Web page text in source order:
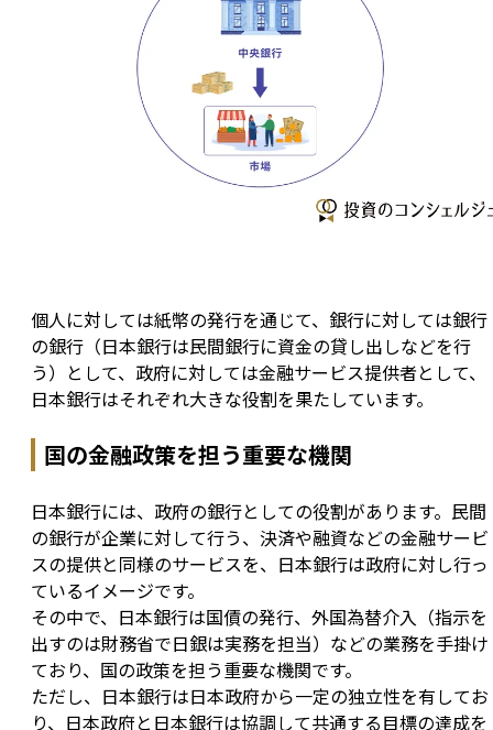
個人に対しては紙幣の発行を通じて、銀行に対しては銀行
の銀行（日本銀行は民間銀行に資金の貸し出しなどを行
う）として、政府に対しては金融サービス提供者として、
日本銀行はそれぞれ大きな役割を果たしています。
国の金融政策を担う重要な機関
日本銀行には、政府の銀行としての役割があります。民間
の銀行が企業に対して行う、決済や融資などの金融サービ
スの提供と同様のサービスを、日本銀行は政府に対し行っ
ているイメージです。
その中で、日本銀行は国債の発行、外国為替介入（指示を
出すのは財務省で日銀は実務を担当）などの業務を手掛け
ており、国の政策を担う重要な機関です。
ただし、日本銀行は日本政府から一定の独立性を有してお
り、日本政府と日本銀行は協調して共通する目標の達成を